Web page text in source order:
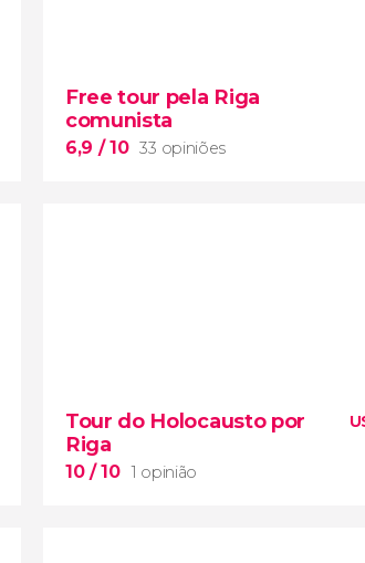
natureza da Letónia
balnear de Jurmala
Free tour pela Riga
comunista
6,9 / 10 33 opiniões
entrar no passado soviético da
Letônia
Tour do Holocausto por
Riga
10/ 10 1 opinião